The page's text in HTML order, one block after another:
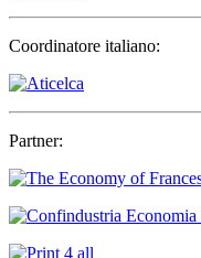
Coordinatore italiano:
Partner: